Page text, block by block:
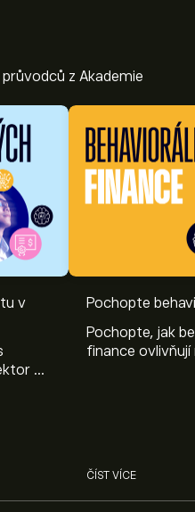
z Akademie
v
AI.
Pochopte
Pochopte, jak
finance
ČÍST VÍCE